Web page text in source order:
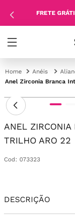
FRETE
Anéis
Anel Zirconia Branca
ANEL ZIRCONIA
TRILHO ARO 22
Cod : 073323
DESCRIÇÃO